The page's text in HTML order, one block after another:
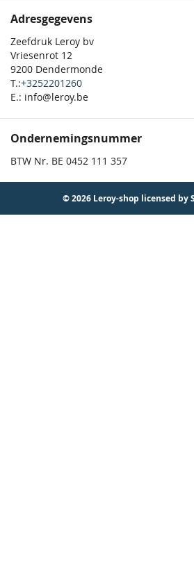
Adresgegevens
Zeefdruk Leroy bv
Vriesenrot 12
9200 Dendermonde
T.:+3252201260
E.: info@leroy.be
Ondernemingsnummer
BTW Nr. BE 0452 111 357
© 2026 Leroy-shop licensed by